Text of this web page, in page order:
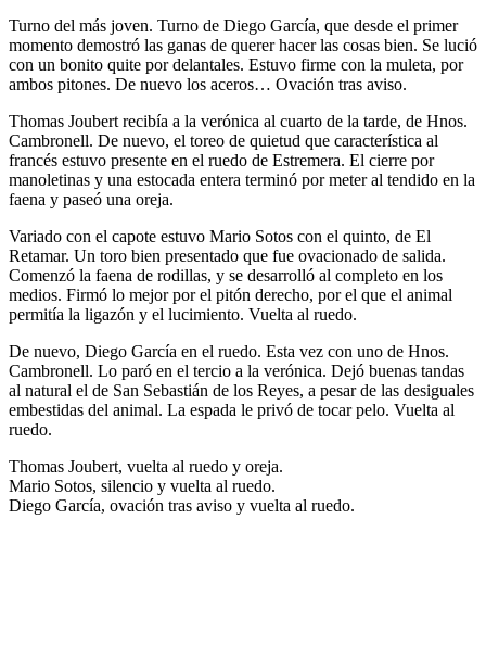
Turno del más joven. Turno de Diego García, que desde el primer
momento demostró las ganas de querer hacer las cosas bien. Se lució
con un bonito quite por delantales. Estuvo firme con la muleta, por
ambos pitones. De nuevo los aceros… Ovación tras aviso.
Thomas Joubert recibía a la verónica al cuarto de la tarde, de Hnos.
Cambronell. De nuevo, el toreo de quietud que característica al
francés estuvo presente en el ruedo de Estremera. El cierre por
manoletinas y una estocada entera terminó por meter al tendido en la
faena y paseó una oreja.
Variado con el capote estuvo Mario Sotos con el quinto, de El
Retamar. Un toro bien presentado que fue ovacionado de salida.
Comenzó la faena de rodillas, y se desarrolló al completo en los
medios. Firmó lo mejor por el pitón derecho, por el que el animal
permitía la ligazón y el lucimiento. Vuelta al ruedo.
De nuevo, Diego García en el ruedo. Esta vez con uno de Hnos.
Cambronell. Lo paró en el tercio a la verónica. Dejó buenas tandas
al natural el de San Sebastián de los Reyes, a pesar de las desiguales
embestidas del animal. La espada le privó de tocar pelo. Vuelta al
ruedo.
Thomas Joubert, vuelta al ruedo y oreja.
Mario Sotos, silencio y vuelta al ruedo.
Diego García, ovación tras aviso y vuelta al ruedo.